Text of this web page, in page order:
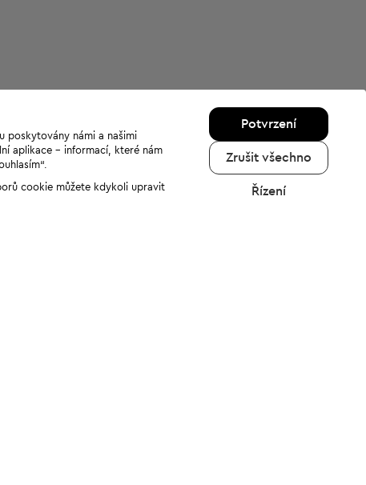
poskytovány námi a našimi
aplikace - informací, které nám
cookie můžete kdykoli upravit
Potvrzení
Zrušit všechno
Řízení